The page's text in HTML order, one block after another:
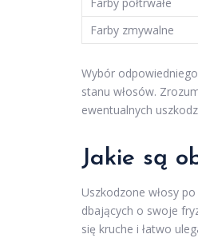
Farby zmywalne
Wybór
stanu włosów.
ewentualnych
Jakie są
Uszkodzone włosy
dbających o swoje
się kruche i łatwo